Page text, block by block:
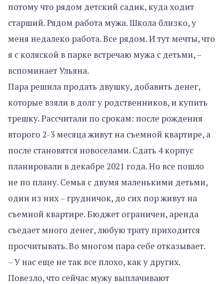
потому что рядом детский садик, куда ходит
старший. Рядом работа мужа. Школа близко, у
меня недалеко работа. Все рядом. И тут мечты, что
я с коляской в парке встречаю мужа с детьми, –
вспоминает Ульяна.
Пара решила продать двушку, добавить денег,
которые взяли в долг у родственников, и купить
трешку. Рассчитали по срокам: после рождения
второго 2-3 месяца живут на съемной квартире, а
после становятся новоселами. Сдать 4 корпус
планировали в декабре 2021 года. Но все пошло
не по плану. Семья с двумя маленькими детьми,
один из них – грудничок, до сих пор живут на
съемной квартире. Бюджет ограничен, аренда
съедает много денег, любую трату приходится
просчитывать. Во многом пара себе отказывает.
– У нас еще не так все плохо, как у других.
Повезло, что сейчас мужу выплачивают